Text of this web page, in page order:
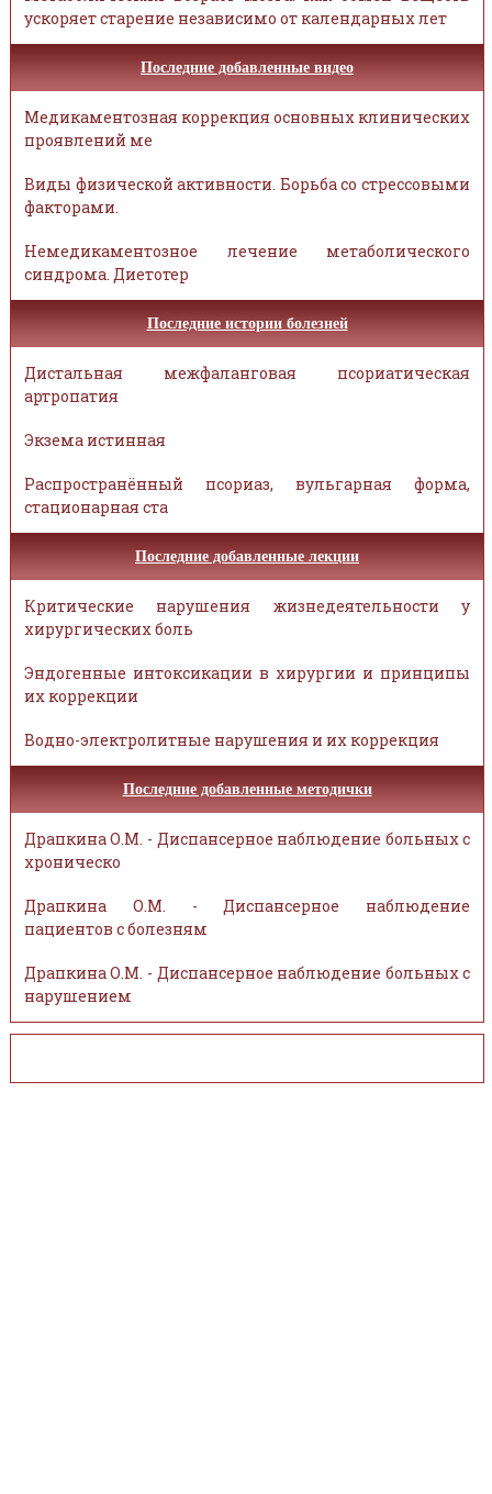
ускоряет старение независимо от календарных лет
Последние добавленные видео
Медикаментозная коррекция основных клинических
проявлений ме
Виды физической активности. Борьба со стрессовыми
факторами.
Немедикаментозное лечение метаболического
синдрома. Диетотер
Последние истории болезней
Дистальная межфаланговая псориатическая
артропатия
Экзема истинная
Распространённый псориаз, вульгарная форма,
стационарная ста
Последние добавленные лекции
Критические нарушения жизнедеятельности у
хирургических боль
Эндогенные интоксикации в хирургии и принципы
их коррекции
Водно-электролитные нарушения и их коррекция
Последние добавленные методички
Драпкина О.М. - Диспансерное наблюдение больных с
хроническо
Драпкина О.М. - Диспансерное наблюдение
пациентов с болезням
Драпкина О.М. - Диспансерное наблюдение больных с
нарушением